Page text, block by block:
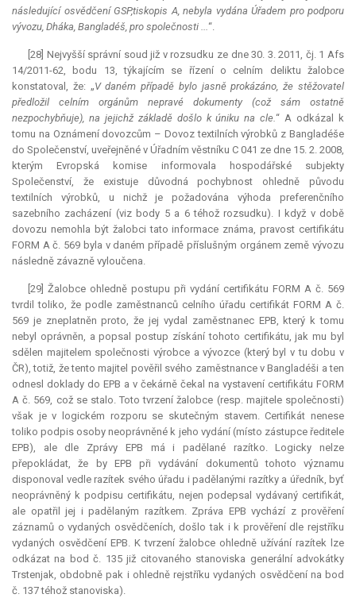
následující osvědčení GSP,tiskopis A, nebyla vydána Úřadem pro podporu
vývozu, Dháka, Bangladéš, pro společnosti ...“.
[28] Nejvyšší správní soud již v rozsudku ze dne 30. 3. 2011, čj. 1 Afs
14/2011-62, bodu 13, týkajícím se řízení o celním deliktu žalobce
konstatoval, že: „V daném případě bylo jasně prokázáno, že stěžovatel
předložil celním orgánům nepravé dokumenty (což sám ostatně
nezpochybňuje), na jejichž základě došlo k úniku na cle.“ A odkázal k
tomu na Oznámení dovozcům – Dovoz textilních výrobků z Bangladéše
do Společenství, uveřejněné v Úřadním věstníku C 041 ze dne 15. 2. 2008,
kterým Evropská komise informovala hospodářské subjekty
Společenství, že existuje důvodná pochybnost ohledně původu
textilních výrobků, u nichž je požadována výhoda preferenčního
sazebního zacházení (viz body 5 a 6 téhož rozsudku). I když v době
dovozu nemohla být žalobci tato informace známa, pravost certifikátu
FORM A č. 569 byla v daném případě příslušným orgánem země vývozu
následně závazně vyloučena.
[29] Žalobce ohledně postupu při vydání certifikátu FORM A č. 569
tvrdil toliko, že podle zaměstnanců celního úřadu certifikát FORM A č.
569 je zneplatněn proto, že jej vydal zaměstnanec EPB, který k tomu
nebyl oprávněn, a popsal postup získání tohoto certifikátu, jak mu byl
sdělen majitelem společnosti výrobce a vývozce (který byl v tu dobu v
ČR), totiž, že tento majitel pověřil svého zaměstnance v Bangladéši a ten
odnesl doklady do EPB a v čekárně čekal na vystavení certifikátu FORM
A č. 569, což se stalo. Toto tvrzení žalobce (resp. majitele společnosti)
však je v logickém rozporu se skutečným stavem. Certifikát nenese
toliko podpis osoby neoprávněné k jeho vydání (místo zástupce ředitele
EPB), ale dle Zprávy EPB má i padělané razítko. Logicky nelze
přepokládat, že by EPB při vydávání dokumentů tohoto významu
disponoval vedle razítek svého úřadu i padělanými razítky a úředník, byť
neoprávněný k podpisu certifikátu, nejen podepsal vydávaný certifikát,
ale opatřil jej i padělaným razítkem. Zpráva EPB vychází z prověření
záznamů o vydaných osvědčeních, došlo tak i k prověření dle rejstříku
vydaných osvědčení EPB. K tvrzení žalobce ohledně užívání razítek lze
odkázat na bod č. 135 již citovaného stanoviska generální advokátky
Trstenjak, obdobně pak i ohledně rejstříku vydaných osvědčení na bod
č. 137 téhož stanoviska).